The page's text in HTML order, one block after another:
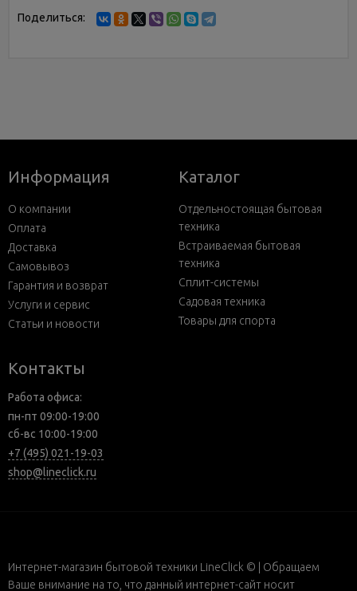
Поделиться:
Информация
О компании
Оплата
Доставка
Самовывоз
Гарантия и возврат
Услуги и сервис
Статьи и новости
Каталог
Отдельностоящая бытовая
техника
Встраиваемая бытовая
техника
Сплит-системы
Садовая техника
Товары для спорта
Контакты
Работа офиса:
пн-пт 09:00-19:00
сб-вс 10:00-19:00
+7 (495) 021-19-03
shop@lineclick.ru
Интернет-магазин бытовой техники LineClick © | Обращаем
Ваше внимание на то, что данный интернет-сайт носит